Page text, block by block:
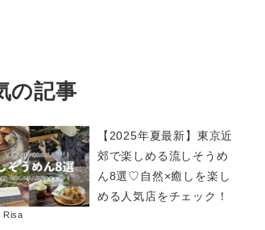
の記事
【2025年夏最新】東京近
郊で楽しめる流しそうめ
ん8選♡自然×癒しを楽し
める人気店をチェック！
Risa